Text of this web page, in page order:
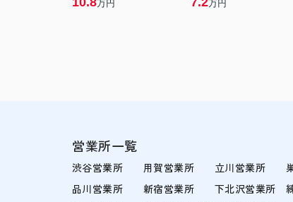
万円 万円
営業所一覧
渋谷営業所
品川営業所
用賀営業所
新宿営業所
立川営業所
下北沢営業所